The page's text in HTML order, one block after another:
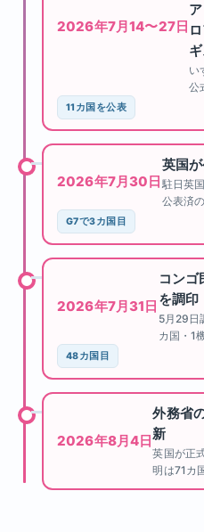
2026年7月14〜27日
い
公
11カ国を公表
2026年7月30日
英国
駐日英
公表済
G7で3カ国目
2026年7月31日
コンゴ
を調印
5月29日
カ国・1
48カ国目
2026年8月4日
外務省
新
英国が正
明は71カ